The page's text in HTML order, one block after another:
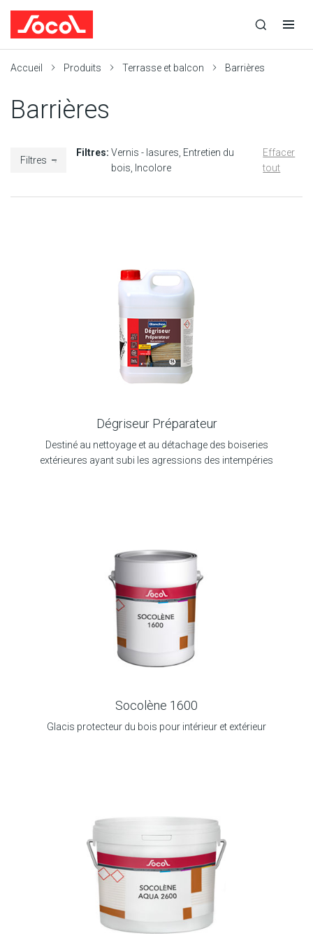
recherche
recherche
navigation
Accueil Produits Terrasse et balcon Barrières
Barrières
Filtres
Filtres:Vernis - lasures Entretien du
bois
Incolore
Effacer
tout
Dégriseur Préparateur
Destiné au nettoyage et au détachage des boiseries
extérieures ayant subi les agressions des intempéries
Socolène 1600
Glacis protecteur du bois pour intérieur et extérieur